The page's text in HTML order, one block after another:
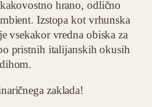
hrano, odlično
Izstopa kot vrhunska
vsekakor vredna obiska za
pristnih italijanskih okusih
zaklada!